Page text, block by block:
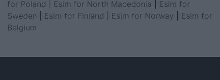
for Poland
Esim for North Macedonia
Esim for
Sweden
Esim for Finland Esim for Norway
Esim for
Belgium